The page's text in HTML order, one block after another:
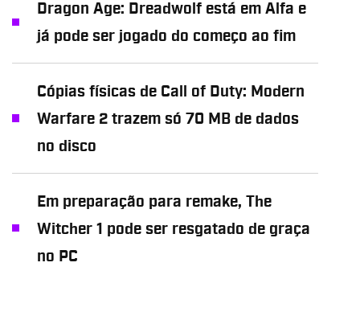
Dragon Age: Dreadwolf está em Alfa e
já pode ser jogado do começo ao fim
Cópias físicas de Call of Duty: Modern
Warfare 2 trazem só 70 MB de dados
no disco
Em preparação para remake, The
Witcher 1 pode ser resgatado de graça
no PC